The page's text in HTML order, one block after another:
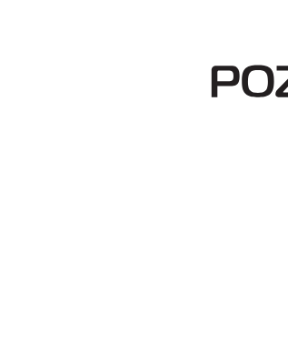
transakcyjnych